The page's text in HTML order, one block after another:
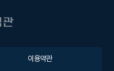
이용약관